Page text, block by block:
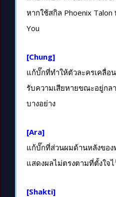
หากใช้สกิล Phoenix Talon
You
[Chung]
แก้บั๊กที่ทำให้ตัวละครเคลื่อ
รับความเสียหายขณะอยู่กล
บางอย่าง
[Ara]
แก้บั๊กที่ส่วนผมด้านหลังของ
แสดงผลไม่ตรงตามที่ตั้งใจไ
[Shakti]